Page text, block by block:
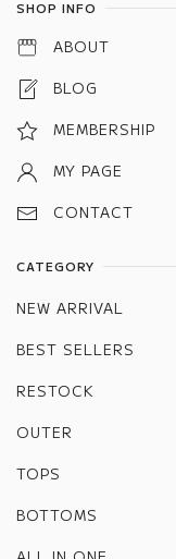
SHOP INFO
ABOUT
BLOG
MEMBERSHIP
MY PAGE
CONTACT
CATEGORY
NEW ARRIVAL
BEST SELLERS
RESTOCK
OUTER
TOPS
BOTTOMS